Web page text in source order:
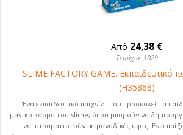
Από 24,38 €
Τεμάχια: 1029
SLIME FACTORY GAME. Εκπαιδευτικό
(H35868)
Ένα εκπαιδευτικό παιχνίδι που προσκαλεί τα
μαγικό κόσμο του slime, όπου μπορούν να
να πειραματιστούν με μοναδικές υφές. Ενώ